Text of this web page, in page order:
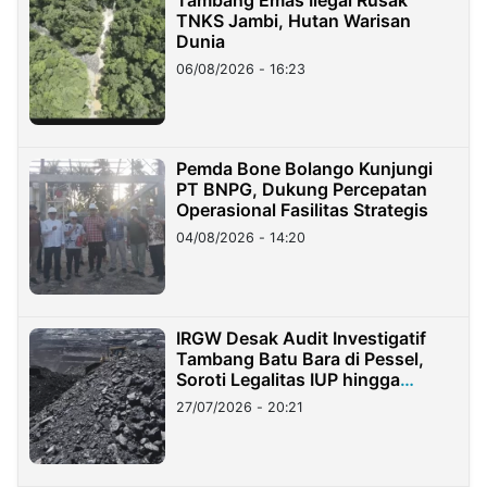
TNKS Jambi, Hutan Warisan
Dunia
06/08/2026 - 16:23
Pemda Bone Bolango Kunjungi
PT BNPG, Dukung Percepatan
Operasional Fasilitas Strategis
04/08/2026 - 14:20
IRGW Desak Audit Investigatif
Tambang Batu Bara di Pessel,
Soroti Legalitas IUP hingga
Stockpile
27/07/2026 - 20:21